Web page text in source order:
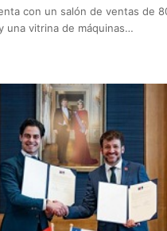
con un salón de ventas de
una vitrina de máquinas…